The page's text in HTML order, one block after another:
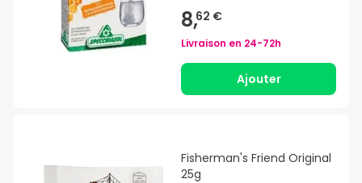
8,62 €
Livraison en 24-72h
Ajouter
Fisherman's Friend Original
25g